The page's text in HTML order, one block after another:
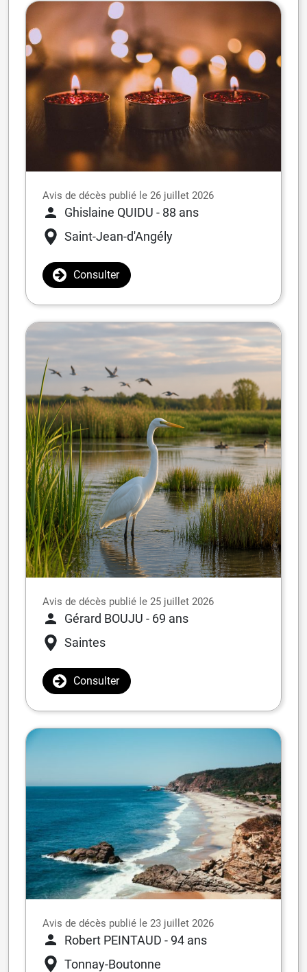
Avis de décès publié le 26 juillet 2026
Ghislaine QUIDU - 88 ans
Saint-Jean-d'Angély
Consulter
Avis de décès publié le 25 juillet 2026
Gérard BOUJU - 69 ans
Saintes
Consulter
Avis de décès publié le 23 juillet 2026
Robert PEINTAUD - 94 ans
Tonnay-Boutonne